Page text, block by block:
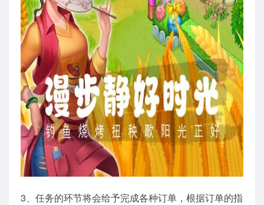
3、任务的环节将会给予完成各种订单，根据订单的指